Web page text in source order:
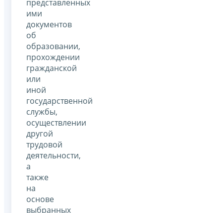
представленных
ими
документов
об
образовании,
прохождении
гражданской
или
иной
государственной
службы,
осуществлении
другой
трудовой
деятельности,
а
также
на
основе
выбранных